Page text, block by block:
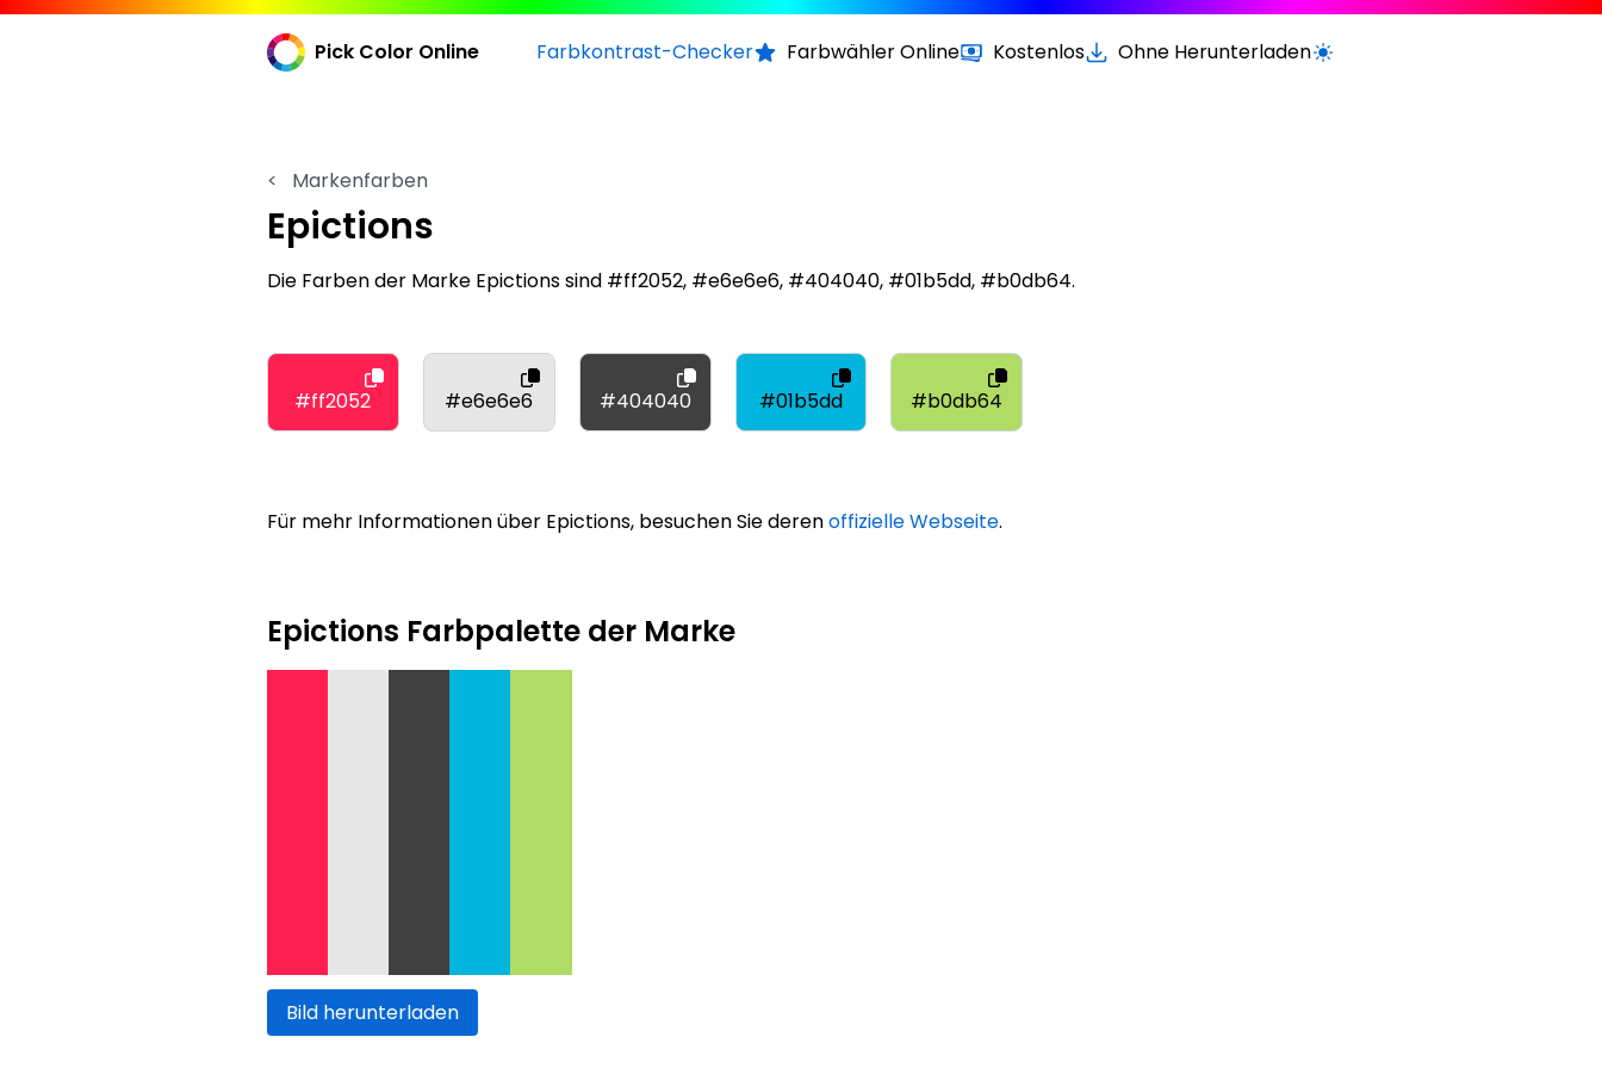
Pick Color Online Farbkontrast-Checker Farbwähler Online Kostenlos Ohne HerunterladenWechseln zur hellen / dunklen
< Markenfarben
Epictions
Die Farben der Marke Epictions sind #ff2052, #e6e6e6, #404040, #01b5dd, #b0db64.
#ff2052 #e6e6e6 #404040 #01b5dd #b0db64
Für mehr Informationen über Epictions, besuchen Sie derenoffizielle Webseite.
Epictions Farbpalette der Marke
Bild herunterladen